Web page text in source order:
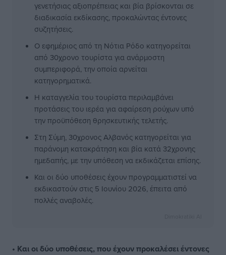
γενετήσιας αξιοπρέπειας και βία βρίσκονται σε
διαδικασία εκδίκασης, προκαλώντας έντονες
συζητήσεις.
Ο εφημέριος από τη Νότια Ρόδο κατηγορείται
από 30χρονο τουρίστα για ανάρμοστη
συμπεριφορά, την οποία αρνείται
κατηγορηματικά.
Η καταγγελία του τουρίστα περιλαμβάνει
προτάσεις του ιερέα για αφαίρεση ρούχων υπό
την προϋπόθεση θρησκευτικής τελετής.
Στη Σύμη, 30χρονος Αλβανός κατηγορείται για
παράνομη κατακράτηση και βία κατά 32χρονης
ημεδαπής, με την υπόθεση να εκδικάζεται επίσης.
Και οι δύο υποθέσεις έχουν προγραμματιστεί να
εκδικαστούν στις 5 Ιουνίου 2026, έπειτα από
πολλές αναβολές.
• Και οι δύο υποθέσεις, που έχουν προκαλέσει έντονες